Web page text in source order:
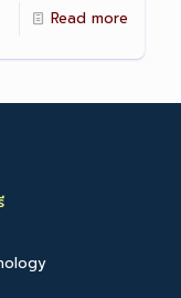
Read more